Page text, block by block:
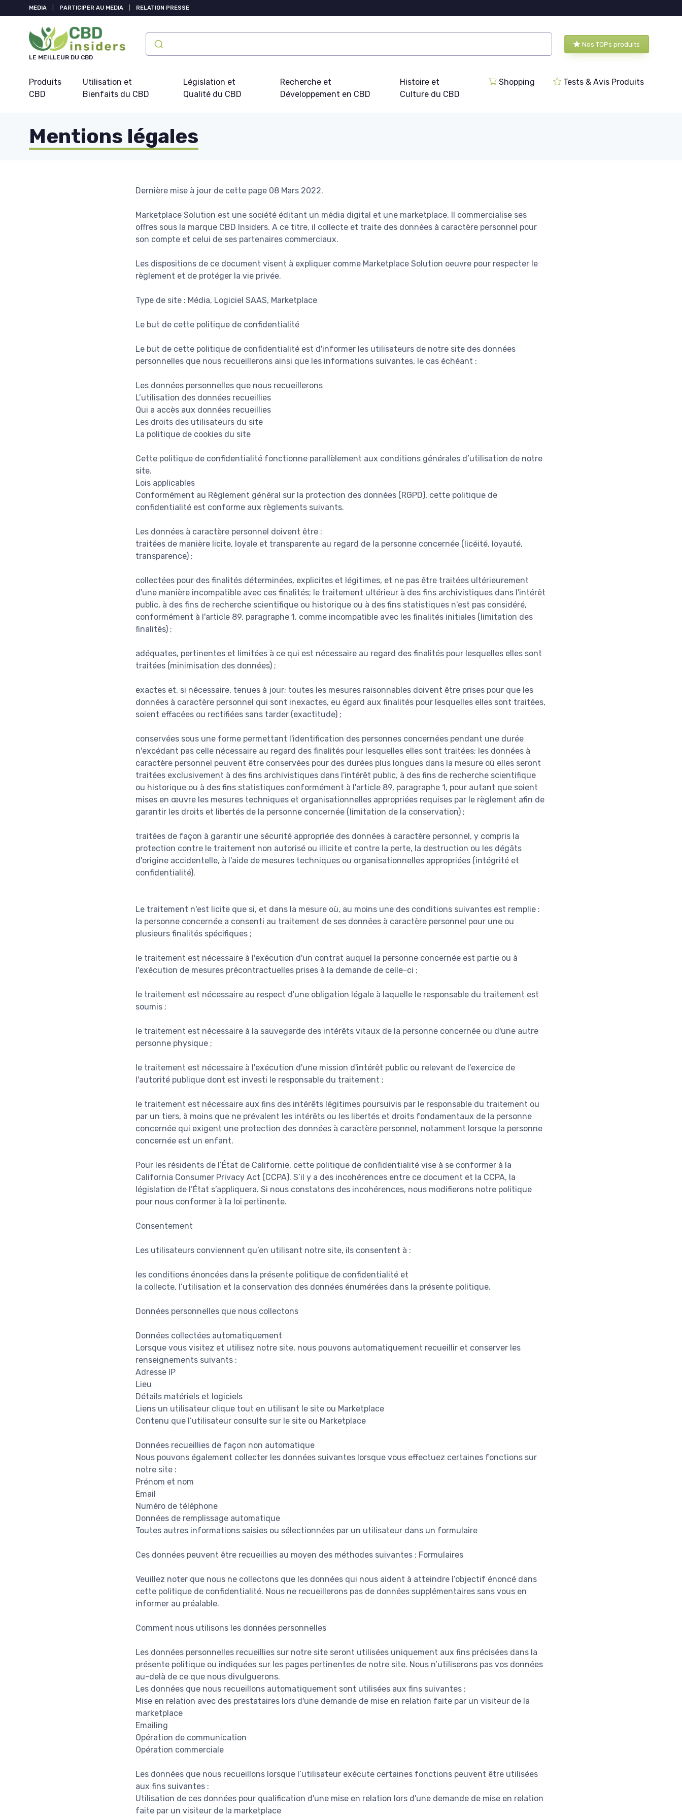
MEDIA PARTICIPER AU MEDIA RELATION PRESSE
LE MEILLEUR DU CBD
Nos TOPs produits
Produits
CBD
Utilisation et
Bienfaits du CBD
Législation et
Qualité du CBD
Recherche et
Développement en CBD
Histoire et
Culture du CBD
Shopping Tests & Avis Produits
Mentions légales
Dernière mise à jour de cette page 08 Mars 2022.
Marketplace Solution est une société éditant un média digital et une marketplace. Il commercialise ses
offres sous la marque CBD Insiders. A ce titre, il collecte et traite des données à caractère personnel pour
son compte et celui de ses partenaires commerciaux.
Les dispositions de ce document visent à expliquer comme Marketplace Solution oeuvre pour respecter le
règlement et de protéger la vie privée.
Type de site : Média, Logiciel SAAS, Marketplace
Le but de cette politique de confidentialité
Le but de cette politique de confidentialité est d'informer les utilisateurs de notre site des données
personnelles que nous recueillerons ainsi que les informations suivantes, le cas échéant :
Les données personnelles que nous recueillerons
L’utilisation des données recueillies
Qui a accès aux données recueillies
Les droits des utilisateurs du site
La politique de cookies du site
Cette politique de confidentialité fonctionne parallèlement aux conditions générales d’utilisation de notre
site.
Lois applicables
Conformément au Règlement général sur la protection des données (RGPD), cette politique de
confidentialité est conforme aux règlements suivants.
Les données à caractère personnel doivent être :
traitées de manière licite, loyale et transparente au regard de la personne concernée (licéité, loyauté,
transparence) ;
collectées pour des finalités déterminées, explicites et légitimes, et ne pas être traitées ultérieurement
d'une manière incompatible avec ces finalités; le traitement ultérieur à des fins archivistiques dans l'intérêt
public, à des fins de recherche scientifique ou historique ou à des fins statistiques n'est pas considéré,
conformément à l'article 89, paragraphe 1, comme incompatible avec les finalités initiales (limitation des
finalités) ;
adéquates, pertinentes et limitées à ce qui est nécessaire au regard des finalités pour lesquelles elles sont
traitées (minimisation des données) ;
exactes et, si nécessaire, tenues à jour; toutes les mesures raisonnables doivent être prises pour que les
données à caractère personnel qui sont inexactes, eu égard aux finalités pour lesquelles elles sont traitées,
soient effacées ou rectifiées sans tarder (exactitude) ;
conservées sous une forme permettant l'identification des personnes concernées pendant une durée
n'excédant pas celle nécessaire au regard des finalités pour lesquelles elles sont traitées; les données à
caractère personnel peuvent être conservées pour des durées plus longues dans la mesure où elles seront
traitées exclusivement à des fins archivistiques dans l'intérêt public, à des fins de recherche scientifique
ou historique ou à des fins statistiques conformément à l'article 89, paragraphe 1, pour autant que soient
mises en œuvre les mesures techniques et organisationnelles appropriées requises par le règlement afin de
garantir les droits et libertés de la personne concernée (limitation de la conservation) ;
traitées de façon à garantir une sécurité appropriée des données à caractère personnel, y compris la
protection contre le traitement non autorisé ou illicite et contre la perte, la destruction ou les dégâts
d'origine accidentelle, à l'aide de mesures techniques ou organisationnelles appropriées (intégrité et
confidentialité).
Le traitement n'est licite que si, et dans la mesure où, au moins une des conditions suivantes est remplie :
la personne concernée a consenti au traitement de ses données à caractère personnel pour une ou
plusieurs finalités spécifiques ;
le traitement est nécessaire à l'exécution d'un contrat auquel la personne concernée est partie ou à
l'exécution de mesures précontractuelles prises à la demande de celle-ci ;
le traitement est nécessaire au respect d'une obligation légale à laquelle le responsable du traitement est
soumis ;
le traitement est nécessaire à la sauvegarde des intérêts vitaux de la personne concernée ou d'une autre
personne physique ;
le traitement est nécessaire à l'exécution d'une mission d'intérêt public ou relevant de l'exercice de
l'autorité publique dont est investi le responsable du traitement ;
le traitement est nécessaire aux fins des intérêts légitimes poursuivis par le responsable du traitement ou
par un tiers, à moins que ne prévalent les intérêts ou les libertés et droits fondamentaux de la personne
concernée qui exigent une protection des données à caractère personnel, notamment lorsque la personne
concernée est un enfant.
Pour les résidents de l’État de Californie, cette politique de confidentialité vise à se conformer à la
California Consumer Privacy Act (CCPA). S’il y a des incohérences entre ce document et la CCPA, la
législation de l’État s’appliquera. Si nous constatons des incohérences, nous modifierons notre politique
pour nous conformer à la loi pertinente.
Consentement
Les utilisateurs conviennent qu’en utilisant notre site, ils consentent à :
les conditions énoncées dans la présente politique de confidentialité et
la collecte, l’utilisation et la conservation des données énumérées dans la présente politique.
Données personnelles que nous collectons
Données collectées automatiquement
Lorsque vous visitez et utilisez notre site, nous pouvons automatiquement recueillir et conserver les
renseignements suivants :
Adresse IP
Lieu
Détails matériels et logiciels
Liens un utilisateur clique tout en utilisant le site ou Marketplace
Contenu que l’utilisateur consulte sur le site ou Marketplace
Données recueillies de façon non automatique
Nous pouvons également collecter les données suivantes lorsque vous effectuez certaines fonctions sur
notre site :
Prénom et nom
Email
Numéro de téléphone
Données de remplissage automatique
Toutes autres informations saisies ou sélectionnées par un utilisateur dans un formulaire
Ces données peuvent être recueillies au moyen des méthodes suivantes : Formulaires
Veuillez noter que nous ne collectons que les données qui nous aident à atteindre l’objectif énoncé dans
cette politique de confidentialité. Nous ne recueillerons pas de données supplémentaires sans vous en
informer au préalable.
Comment nous utilisons les données personnelles
Les données personnelles recueillies sur notre site seront utilisées uniquement aux fins précisées dans la
présente politique ou indiquées sur les pages pertinentes de notre site. Nous n’utiliserons pas vos données
au-delà de ce que nous divulguerons.
Les données que nous recueillons automatiquement sont utilisées aux fins suivantes :
Mise en relation avec des prestataires lors d'une demande de mise en relation faite par un visiteur de la
marketplace
Emailing
Opération de communication
Opération commerciale
Les données que nous recueillons lorsque l’utilisateur exécute certaines fonctions peuvent être utilisées
aux fins suivantes :
Utilisation de ces données pour qualification d'une mise en relation lors d'une demande de mise en relation
faite par un visiteur de la marketplace
Panneau de gestion des cookies